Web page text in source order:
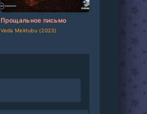
Прощальное письмо
Veda Mektubu (2023)
[updated][/updated]